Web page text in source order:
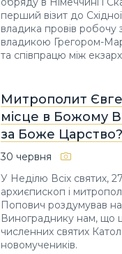
перший візит до
владика провів робочу
владикою Грегором-
та співпрацю між
Митрополит
місце в Божому
за Боже Царство?
30 червня
У Неділю Всіх святих,
архиєпископ і
Попович роздумував
Винограднику нам, що
численних святих
новомучеників.